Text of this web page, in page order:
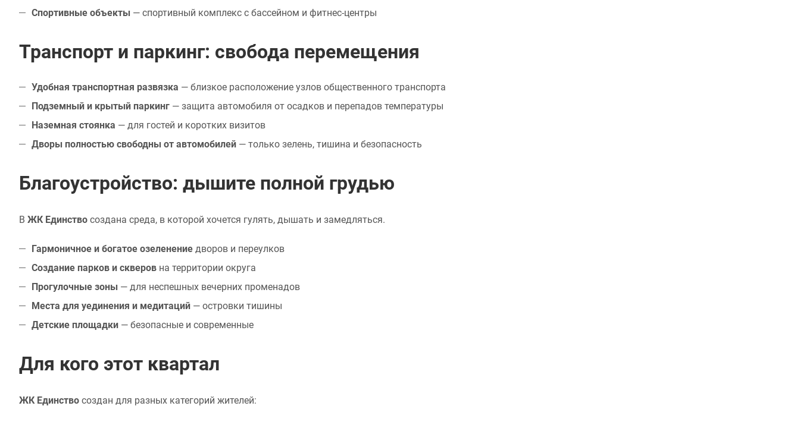
Спортивные объекты — спортивный комплекс с бассейном и фитнес-центры
Транспорт и паркинг: свобода перемещения
Удобная транспортная развязка — близкое расположение узлов общественного транспорта
Подземный и крытый паркинг — защита автомобиля от осадков и перепадов температуры
Наземная стоянка — для гостей и коротких визитов
Дворы полностью свободны от автомобилей — только зелень, тишина и безопасность
Благоустройство: дышите полной грудью
В ЖК Единство создана среда, в которой хочется гулять, дышать и замедляться.
Гармоничное и богатое озеленение дворов и переулков
Создание парков и скверов на территории округа
Прогулочные зоны — для неспешных вечерних променадов
Места для уединения и медитаций — островки тишины
Детские площадки — безопасные и современные
Для кого этот квартал
ЖК Единство создан для разных категорий жителей: